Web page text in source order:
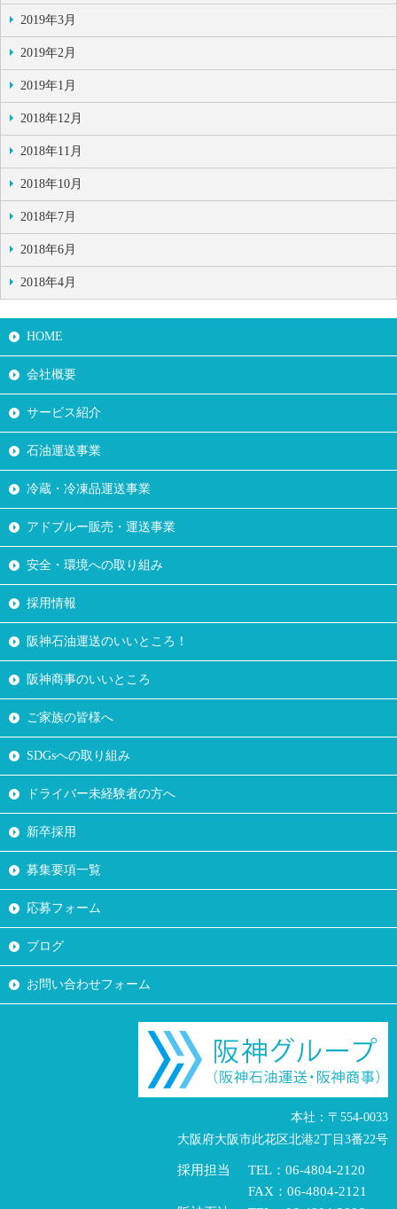
2019年3月
2019年2月
2019年1月
2018年12月
2018年11月
2018年10月
2018年7月
2018年6月
2018年4月
HOME
会社概要
サービス紹介
石油運送事業
冷蔵・冷凍品運送事業
アドブルー販売・運送事業
安全・環境への取り組み
採用情報
阪神石油運送のいいところ！
阪神商事のいいところ
ご家族の皆様へ
SDGsへの取り組み
ドライバー未経験者の方へ
新卒採用
募集要項一覧
応募フォーム
ブログ
お問い合わせフォーム
本社：〒554-0033
大阪府大阪市此花区北港2丁目3番22号
採用担当
TEL：06-4804-2120
FAX：06-4804-2121